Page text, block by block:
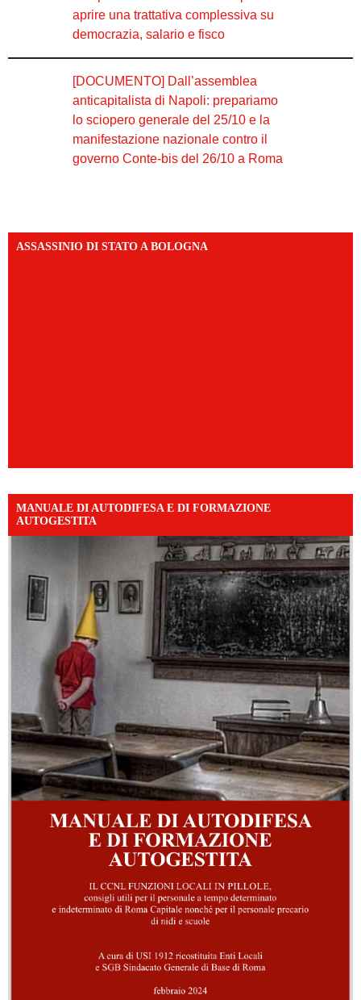
aprire una trattativa complessiva su
democrazia, salario e fisco
[DOCUMENTO] Dall’assemblea
anticapitalista di Napoli: prepariamo
lo sciopero generale del 25/10 e la
manifestazione nazionale contro il
governo Conte-bis del 26/10 a Roma
ASSASSINIO DI STATO A BOLOGNA
MANUALE DI AUTODIFESA E DI FORMAZIONE
AUTOGESTITA